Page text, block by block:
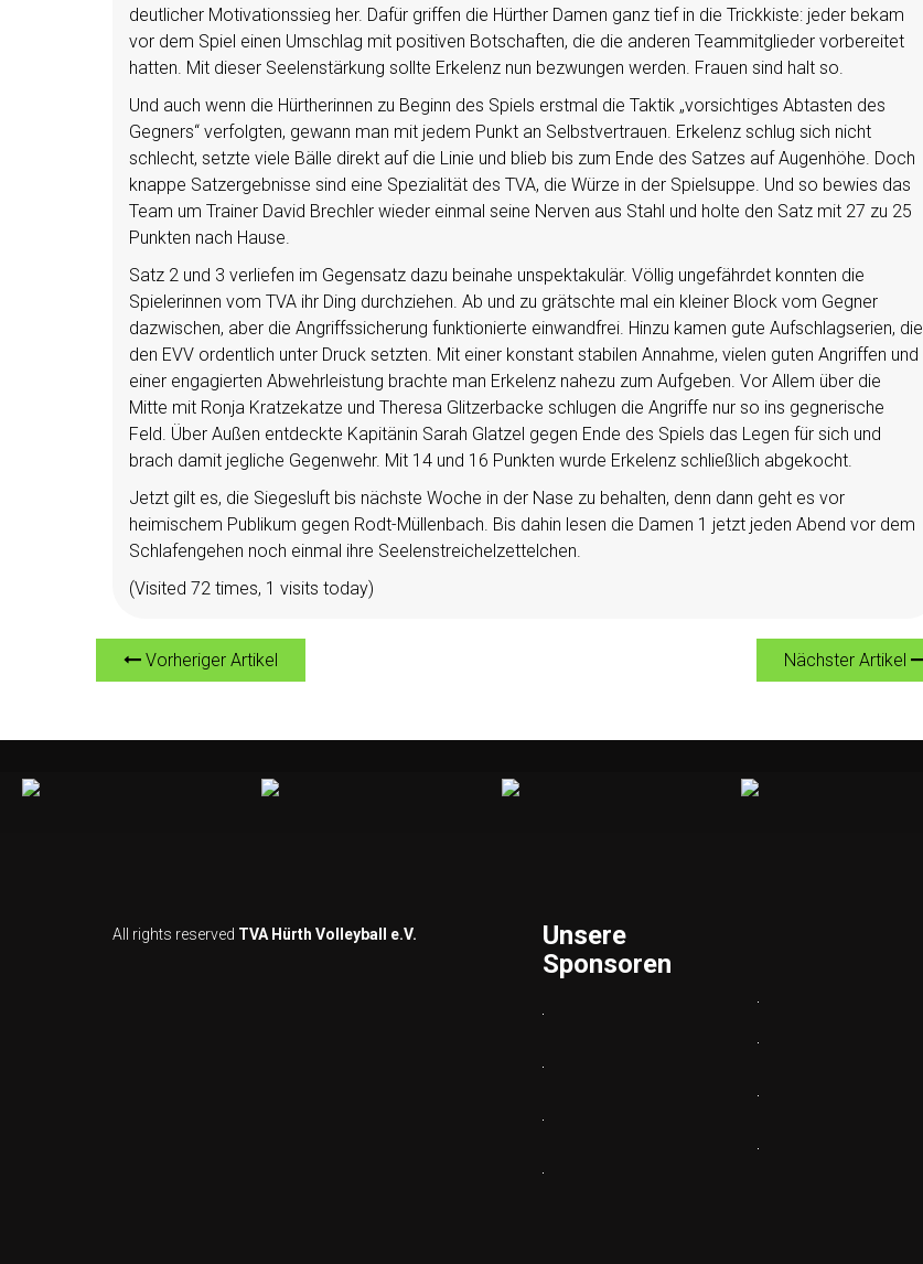
deutlicher Motivationssieg her. Dafür griffen die Hürther Damen ganz tief in die Trickkiste: jeder bekam
vor dem Spiel einen Umschlag mit positiven Botschaften, die die anderen Teammitglieder vorbereitet
hatten. Mit dieser Seelenstärkung sollte Erkelenz nun bezwungen werden. Frauen sind halt so.
Und auch wenn die Hürtherinnen zu Beginn des Spiels erstmal die Taktik „vorsichtiges Abtasten des
Gegners“ verfolgten, gewann man mit jedem Punkt an Selbstvertrauen. Erkelenz schlug sich nicht
schlecht, setzte viele Bälle direkt auf die Linie und blieb bis zum Ende des Satzes auf Augenhöhe. Doch
knappe Satzergebnisse sind eine Spezialität des TVA, die Würze in der Spielsuppe. Und so bewies das
Team um Trainer David Brechler wieder einmal seine Nerven aus Stahl und holte den Satz mit 27 zu 25
Punkten nach Hause.
Satz 2 und 3 verliefen im Gegensatz dazu beinahe unspektakulär. Völlig ungefährdet konnten die
Spielerinnen vom TVA ihr Ding durchziehen. Ab und zu grätschte mal ein kleiner Block vom Gegner
dazwischen, aber die Angriffssicherung funktionierte einwandfrei. Hinzu kamen gute Aufschlagserien, die
den EVV ordentlich unter Druck setzten. Mit einer konstant stabilen Annahme, vielen guten Angriffen und
einer engagierten Abwehrleistung brachte man Erkelenz nahezu zum Aufgeben. Vor Allem über die
Mitte mit Ronja Kratzekatze und Theresa Glitzerbacke schlugen die Angriffe nur so ins gegnerische
Feld. Über Außen entdeckte Kapitänin Sarah Glatzel gegen Ende des Spiels das Legen für sich und
brach damit jegliche Gegenwehr. Mit 14 und 16 Punkten wurde Erkelenz schließlich abgekocht.
Jetzt gilt es, die Siegesluft bis nächste Woche in der Nase zu behalten, denn dann geht es vor
heimischem Publikum gegen Rodt-Müllenbach. Bis dahin lesen die Damen 1 jetzt jeden Abend vor dem
Schlafengehen noch einmal ihre Seelenstreichelzettelchen.
(Visited 72 times, 1 visits today)
Vorheriger Artikel Nächster Artikel
All rights reserved TVA Hürth Volleyball e.V.
Unsere
Sponsoren